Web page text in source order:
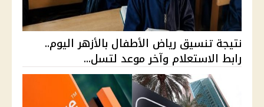
نتيجة تنسيق رياض الأطفال بالأزهر اليوم..
رابط الاستعلام وآخر موعد لتسل...